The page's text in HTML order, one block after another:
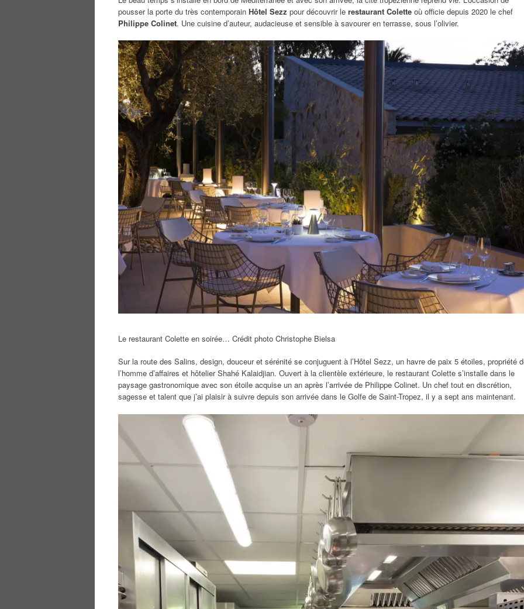
pousser la porte du très contemporain Hôtel Sezz pour découvrir le restaurant Colette où officie depuis 2020 le chef
Philippe Colinet. Une cuisine d’auteur, audacieuse et sensible à savourer en terrasse, sous l’olivier.
Le restaurant Colette en soirée… Crédit photo Christophe Bielsa
Sur la route des Salins, design, douceur et sérénité se conjuguent à l’Hôtel Sezz, un havre de paix 5 étoiles, propriété
l’homme d’affaires et hôtelier Shahé Kalaidjian. Ouvert à la clientèle extérieure, le restaurant Colette s’installe dans le
paysage gastronomique avec son étoile acquise un an après l’arrivée de Philippe Colinet. Un chef tout en discrétion,
sagesse et talent que j’ai plaisir à suivre depuis son arrivée dans le Golfe de Saint-Tropez, il y a sept ans maintenant.